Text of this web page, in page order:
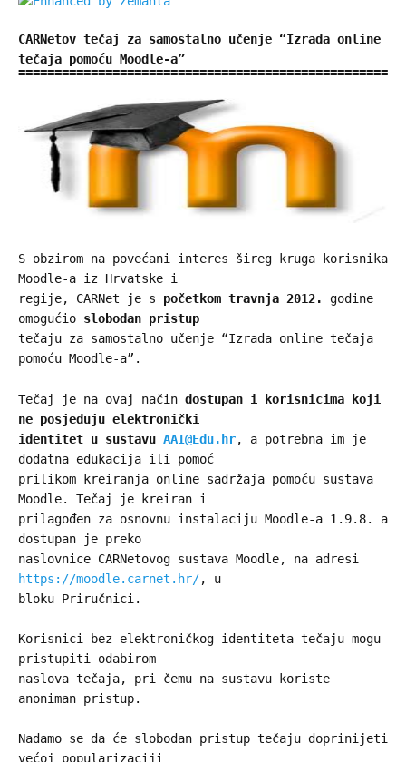
CARNetov tečaj za samostalno učenje “Izrada online
tečaja pomoću Moodle-a”
S obzirom na povećani interes šireg kruga korisnika
Moodle-a iz Hrvatske i
regije, CARNet je s početkom travnja 2012.
godine
omogućio slobodan pristup
tečaju za samostalno učenje “Izrada online tečaja
pomoću Moodle-a”.
Tečaj je na ovaj način dostupan i korisnicima koji
ne posjeduju elektronički
identitet u sustavu AAI@Edu.hr, a potrebna im je
dodatna edukacija ili pomoć
prilikom kreiranja online sadržaja pomoću sustava
Moodle. Tečaj je kreiran i
prilagođen za osnovnu instalaciju Moodle-a 1.9.8. a
dostupan je preko
naslovnice CARNetovog sustava Moodle, na adresi
https://moodle.carnet.hr/, u
bloku Priručnici.
Korisnici bez elektroničkog identiteta tečaju mogu
pristupiti odabirom
naslova tečaja, pri čemu na sustavu koriste
anoniman pristup.
Nadamo se da će slobodan pristup tečaju doprinijeti
većoj popularizaciji